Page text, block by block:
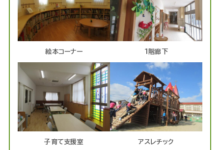
絵本コーナー 1階廊下
子育て支援室 アスレチック